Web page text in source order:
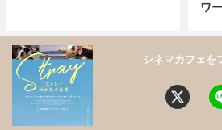
ワ
シネマカフェを